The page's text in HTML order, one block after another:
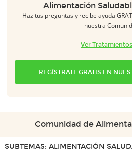
Alimentación
Haz tus preguntas y recibe ayuda
nuestra
Ver Tratamientos
REGÍSTRATE GRATIS EN
Comunidad de
SUBTEMAS: ALIMENTACIÓN